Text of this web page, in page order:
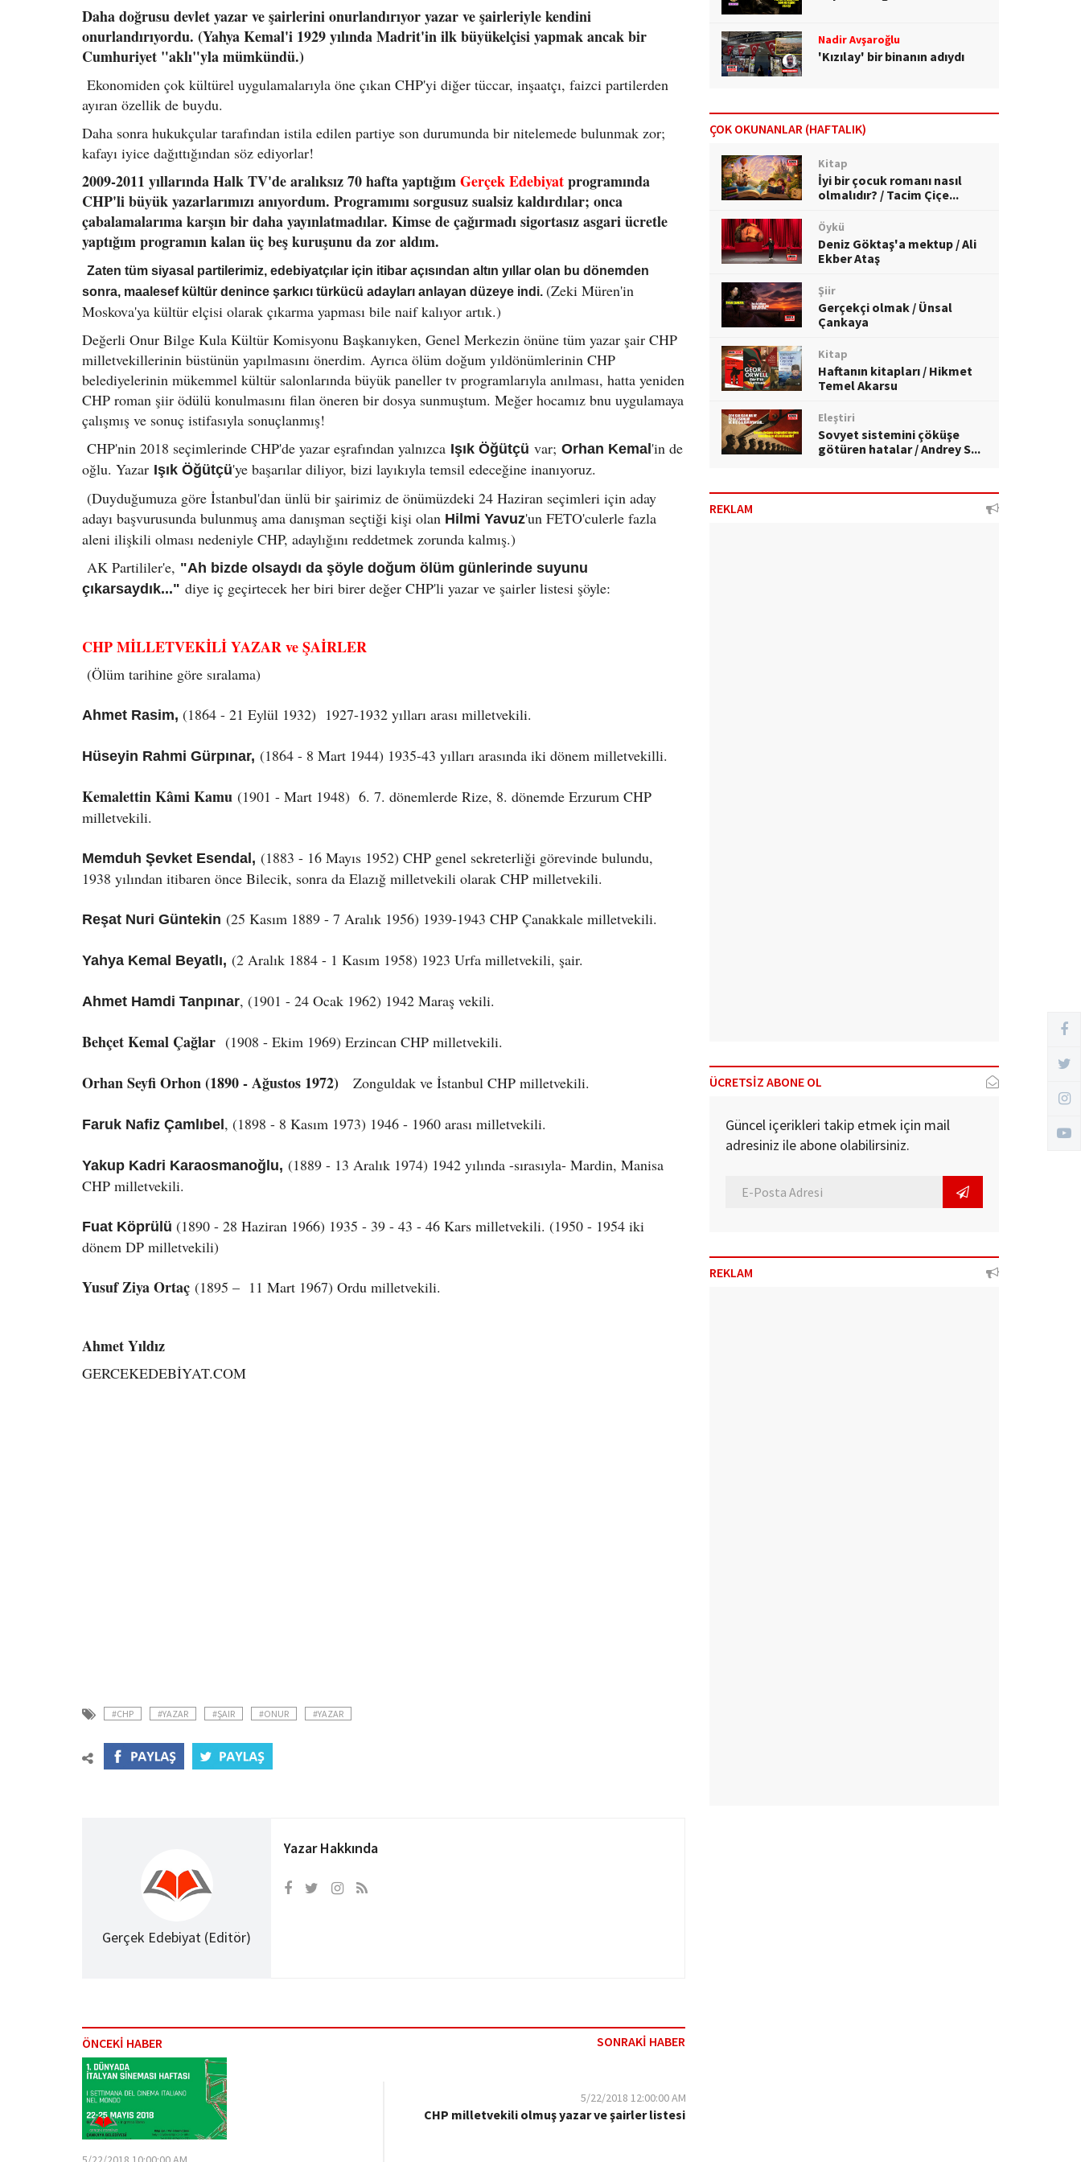
Daha doğrusu devlet yazar ve şairlerini onurlandırıyor yazar ve şairleriyle kendini
onurlandırıyordu. (Yahya Kemal'i 1929 yılında Madrit'in ilk büyükelçisi yapmak ancak bir
Cumhuriyet "aklı"yla mümkündü.)
Ekonomiden çok kültürel uygulamalarıyla öne çıkan CHP'yi diğer tüccar, inşaatçı, faizci partilerden
ayıran özellik de buydu.
Daha sonra hukukçular tarafından istila edilen partiye son durumunda bir nitelemede bulunmak zor;
kafayı iyice dağıttığından söz ediyorlar!
2009-2011 yıllarında Halk TV'de aralıksız 70 hafta yaptığımGerçek Edebiyatprogramında
CHP'li büyük yazarlarımızı anıyordum. Programımı sorgusuz sualsiz kaldırdılar; onca
çabalamalarıma karşın bir daha yayınlatmadılar. Kimse de çağırmadı sigortasız asgari ücretle
yaptığım programın kalan üç beş kuruşunu da zor aldım.
Zaten tüm siyasal partilerimiz, edebiyatçılar için itibar açısından altın yıllar olan bu dönemden
sonra, maalesef kültür denince şarkıcı türkücü adayları anlayan düzeye indi. (Zeki Müren'in
Moskova'ya kültür elçisi olarak çıkarma yapması bile naif kalıyor artık.)
Değerli Onur Bilge Kula Kültür Komisyonu Başkanıyken, Genel Merkezin önüne tüm yazar şair CHP
milletvekillerinin büstünün yapılmasını önerdim. Ayrıca ölüm doğum yıldönümlerinin CHP
belediyelerinin mükemmel kültür salonlarında büyük paneller tv programlarıyla anılması, hatta yeniden
CHP roman şiir ödülü konulmasını filan öneren bir dosya sunmuştum. Meğer hocamız bnu uygulamaya
çalışmış ve sonuç istifasıyla sonuçlanmış!
CHP'nin 2018 seçimlerinde CHP'de yazar eşrafından yalnızca Işık Öğütçü var; Orhan Kemal 'in de
oğlu. Yazar Işık Öğütçü'ye başarılar diliyor, bizi layıkıyla temsil edeceğine inanıyoruz.
(Duyduğumuza göre İstanbul'dan ünlü bir şairimiz de önümüzdeki 24 Haziran seçimleri için aday
adayı başvurusunda bulunmuş ama danışman seçtiği kişi olan Hilmi Yavuz'un FETO'culerle fazla
aleni ilişkili olması nedeniyle CHP, adaylığını reddetmek zorunda kalmış.)
AK Partililer'e, "Ah bizde olsaydı da şöyle doğum ölüm günlerinde suyunu
çıkarsaydık..." diye iç geçirtecek her biri birer değer CHP'li yazar ve şairler listesi şöyle:
CHP MİLLETVEKİLİ YAZAR ve ŞAİRLER
(Ölüm tarihine göre sıralama)
Ahmet Rasim, (1864 - 21 Eylül 1932) 1927-1932 yılları arası milletvekili.
Hüseyin Rahmi Gürpınar, (1864 - 8 Mart 1944) 1935-43 yılları arasında iki dönem milletvekilli.
Kemalettin Kâmi Kamu (1901 - Mart 1948) 6. 7. dönemlerde Rize, 8. dönemde Erzurum CHP
milletvekili.
Memduh Şevket Esendal, (1883 - 16 Mayıs 1952) CHP genel sekreterliği görevinde bulundu,
1938 yılından itibaren önce Bilecik, sonra da Elazığ milletvekili olarak CHP milletvekili.
Reşat Nuri Güntekin (25 Kasım 1889 - 7 Aralık 1956) 1939-1943 CHP Çanakkale milletvekili.
Yahya Kemal Beyatlı, (2 Aralık 1884 - 1 Kasım 1958) 1923 Urfa milletvekili, şair.
Ahmet Hamdi Tanpınar, (1901 - 24 Ocak 1962) 1942 Maraş vekili.
Behçet Kemal Çağlar (1908 - Ekim 1969) Erzincan CHP milletvekili.
Orhan Seyfi Orhon (1890 - Ağustos 1972) Zonguldak ve İstanbul CHP milletvekili.
Faruk Nafiz Çamlıbel , (1898 - 8 Kasım 1973) 1946 - 1960 arası milletvekili.
Yakup Kadri Karaosmanoğlu, (1889 - 13 Aralık 1974) 1942 yılında -sırasıyla- Mardin, Manisa
CHP milletvekili.
Fuat Köprülü (1890 - 28 Haziran 1966) 1935 - 39 - 43 - 46 Kars milletvekili. (1950 - 1954 iki
dönem DP milletvekili)
Yusuf Ziya Ortaç (1895 – 11 Mart 1967) Ordu milletvekili.
Ahmet Yıldız
GERCEKEDEBİYAT.COM
#CHP #YAZAR #ŞAIR #ONUR #YAZAR
Gerçek Edebiyat (Editör)
Yazar Hakkında
ÖNCEKİ HABER SONRAKİ HABER
5/22/2018 12:00:00 AM
CHP milletvekili olmuş yazar ve şairler listesi
Nadir Avşaroğlu
'Kızılay' bir binanın adıydı
ÇOK OKUNANLAR (HAFTALIK)
Kitap
İyi bir çocuk romanı nasıl
olmalıdır? / Tacim Çiçe...
Öykü
Deniz Göktaş'a mektup / Ali
Ekber Ataş
Şiir
Gerçekçi olmak / Ünsal
Çankaya
Kitap
Haftanın kitapları / Hikmet
Temel Akarsu
Eleştiri
Sovyet sistemini çöküşe
götüren hatalar / Andrey S...
REKLAM
ÜCRETSİZ ABONE OL
Güncel içerikleri takip etmek için mail
adresiniz ile abone olabilirsiniz.
REKLAM